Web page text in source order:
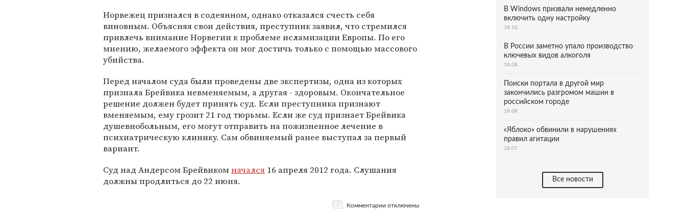
Норвежец признался в содеянном, однако отказался счесть себя
виновным. Объясняя свои действия, преступник заявил, что стремился
привлечь внимание Норвегии к проблеме исламизации Европы. По его
мнению, желаемого эффекта он мог достичь только с помощью массового
убийства.
Перед началом суда были проведены две экспертизы, одна из которых
признала Брейвика невменяемым, а другая - здоровым. Окончательное
решение должен будет принять суд. Если преступника признают
вменяемым, ему грозит 21 год тюрьмы. Если же суд признает Брейвика
душевнобольным, его могут отправить на пожизненное лечение в
психиатрическую клинику. Сам обвиняемый ранее выступал за первый
вариант.
Суд над Андерсом Брейвикомначался 16 апреля 2012 года. Слушания
должны продлиться до 22 июня.
Комментарии отключены
В Windows призвали немедленно
включить одну настройку
18:10
В России заметно упало производство
ключевых видов алкоголя
18:08
Поиски портала в другой мир
закончились разгромом машин в
российском городе
18:08
«Яблоко» обвинили в нарушениях
правил агитации
18:07
Все новости